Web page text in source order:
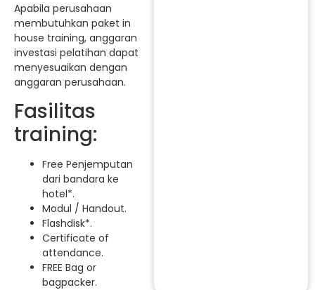
Apabila perusahaan
membutuhkan paket in
house training, anggaran
investasi pelatihan dapat
menyesuaikan dengan
anggaran perusahaan.
Fasilitas
training:
Free Penjemputan
dari bandara ke
hotel*.
Modul / Handout.
Flashdisk*.
Certificate of
attendance.
FREE Bag or
bagpacker.